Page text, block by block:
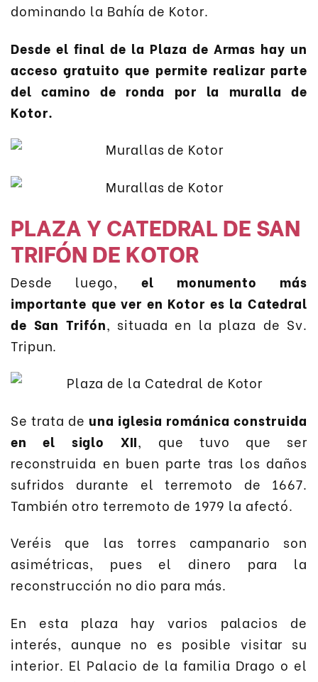
dominando la Bahía de Kotor.
Desde el final de la Plaza de Armas hay un
acceso gratuito que permite realizar parte
del camino de ronda por la muralla de
Kotor.
PLAZA Y CATEDRAL DE SAN
TRIFÓN DE KOTOR
Desde luego, el monumento más
importante que ver en Kotor es la Catedral
de San Trifón, situada en la plaza de Sv.
Tripun.
Se trata de una iglesia románica construida
en el siglo XII, que tuvo que ser
reconstruida en buen parte tras los daños
sufridos durante el terremoto de 1667.
También otro terremoto de 1979 la afectó.
Veréis que las torres campanario son
asimétricas, pues el dinero para la
reconstrucción no dio para más.
En esta plaza hay varios palacios de
interés, aunque no es posible visitar su
interior. El Palacio de la familia Drago o el